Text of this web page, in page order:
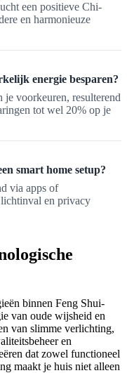
een positieve Chi-
en harmonieuze
energie besparen?
je voorkeuren, resulterend
tot wel 20% op je
smart home setup?
via apps of
lichtinval en privacy
binnen Feng Shui-
van oude wijsheid en
van slimme verlichting,
en
dat zowel functioneel
maakt je huis niet alleen